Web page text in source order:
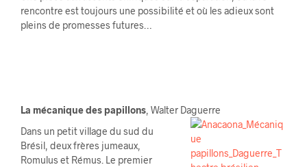
rencontre est toujours une possibilité et où les adieux sont
pleins de promesses futures…
La mécanique des papillons , Walter Daguerre
Dans un petit village du sud du
Brésil, deux frères jumeaux,
Romulus et Rémus. Le premier